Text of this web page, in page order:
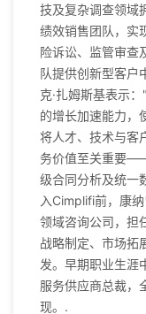
技及复杂调查领域
绩效销售团队，实
险诉讼、监管审查
队提供创新型客户
克·扎姆斯基表示
的增长加速能力，
将人才、技术与客
务价值至关重要
级合同分析及统一
入Cimplifi前，康
领域咨询公司，担
战略制定、市场拓
发。早期职业生涯
服务供应商总裁，
现。.